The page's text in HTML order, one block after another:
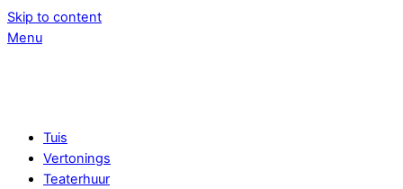
Skip to content
Menu
Tuis
Vertonings
Teaterhuur